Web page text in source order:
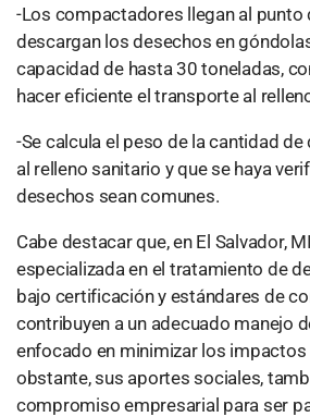
-Los compactadores llegan al punto
descargan los desechos en
capacidad de hasta 30 toneladas,
hacer eficiente el transporte al
-Se calcula el peso de la cantidad
al relleno sanitario y que se haya
desechos sean comunes.
Cabe destacar que, en El Salvador,
especializada en el tratamiento de
bajo certificación y estándares de
contribuyen a un adecuado manejo
enfocado en minimizar los
obstante, sus aportes sociales,
compromiso empresarial para ser